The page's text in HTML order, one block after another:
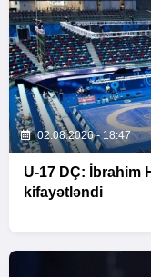
02.08.2026 - 18:47
U-17 DÇ: İbrahim
kifayətləndi